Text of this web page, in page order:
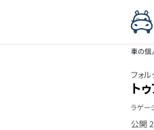
車の個
フォ
ト
ラゲー
公開